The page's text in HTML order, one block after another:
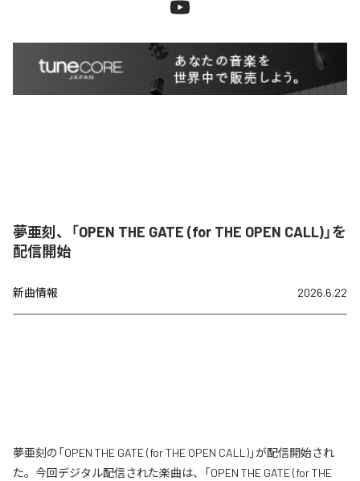
夢亜刻、「OPEN THE GATE (for THE OPEN CALL)」を
配信開始
新曲情報 2026.6.22
夢亜刻の「OPEN THE GATE (for THE OPEN CALL)」が配信開始され
た。今回デジタル配信された楽曲は、「OPEN THE GATE (for THE